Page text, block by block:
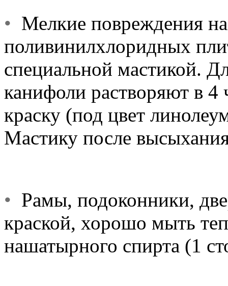
• Мелкие повреждения
поливинилхлоридных
специальной мастикой.
канифоли растворяют в
краску (под цвет
Мастику после
• Рамы, подоконники,
краской, хорошо мыть
нашатырного спирта (1